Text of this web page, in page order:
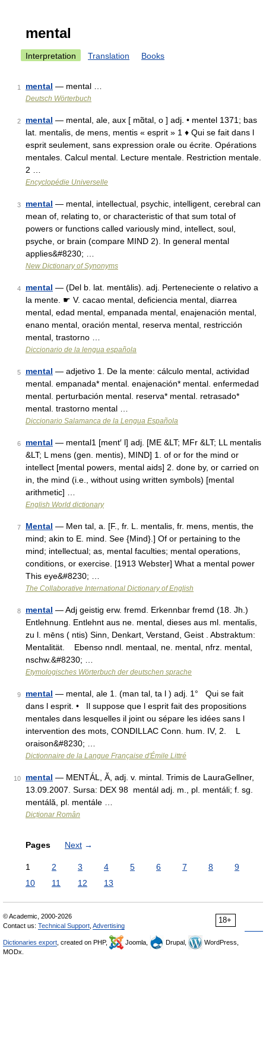
mental
Interpretation Translation Books
1 mental — mental …
Deutsch Wörterbuch
2 mental — mental, ale, aux [ mɑ̃tal, o ] adj. • mentel 1371; bas
lat. mentalis, de mens, mentis « esprit » 1 ♦ Qui se fait dans l
esprit seulement, sans expression orale ou écrite. Opérations
mentales. Calcul mental. Lecture mentale. Restriction mentale.
2 …
Encyclopédie Universelle
3 mental — mental, intellectual, psychic, intelligent, cerebral can
mean of, relating to, or characteristic of that sum total of
powers or functions called variously mind, intellect, soul,
psyche, or brain (compare MIND 2). In general mental
applies&#8230; …
New Dictionary of Synonyms
4 mental — (Del b. lat. mentālis). adj. Perteneciente o relativo a
la mente. ☛ V. cacao mental, deficiencia mental, diarrea
mental, edad mental, empanada mental, enajenación mental,
enano mental, oración mental, reserva mental, restricción
mental, trastorno …
Diccionario de la lengua española
5 mental — adjetivo 1. De la mente: cálculo mental, actividad
mental. empanada* mental. enajenación* mental. enfermedad
mental. perturbación mental. reserva* mental. retrasado*
mental. trastorno mental …
Diccionario Salamanca de la Lengua Española
6 mental — mental1 [ment′ l] adj. [ME &LT; MFr &LT; LL mentalis
&LT; L mens (gen. mentis), MIND] 1. of or for the mind or
intellect [mental powers, mental aids] 2. done by, or carried on
in, the mind (i.e., without using written symbols) [mental
arithmetic] …
English World dictionary
7 Mental — Men tal, a. [F., fr. L. mentalis, fr. mens, mentis, the
mind; akin to E. mind. See {Mind}.] Of or pertaining to the
mind; intellectual; as, mental faculties; mental operations,
conditions, or exercise. [1913 Webster] What a mental power
This eye&#8230; …
The Collaborative International Dictionary of English
8 mental — Adj geistig erw. fremd. Erkennbar fremd (18. Jh.)
Entlehnung. Entlehnt aus ne. mental, dieses aus ml. mentalis,
zu l. mēns ( ntis) Sinn, Denkart, Verstand, Geist . Abstraktum:
Mentalität. Ebenso nndl. mentaal, ne. mental, nfrz. mental,
nschw.&#8230; …
Etymologisches Wörterbuch der deutschen sprache
9 mental — mental, ale 1. (man tal, ta l ) adj. 1° Qui se fait
dans l esprit. • Il suppose que l esprit fait des propositions
mentales dans lesquelles il joint ou sépare les idées sans l
intervention des mots, CONDILLAC Conn. hum. IV, 2. L
oraison&#8230; …
Dictionnaire de la Langue Française d'Émile Littré
10 mental — MENTÁL, Ă, adj. v. mintal. Trimis de LauraGellner,
13.09.2007. Sursa: DEX 98 mentál adj. m., pl. mentáli; f. sg.
mentálă, pl. mentále …
Dicționar Român
Pages Next →
1 2 3 4 5 6 7 8
9
10
11 12 13
18+
© Academic, 2000-2026
Contact us: Technical Support Advertising
Dictionaries export , created on PHP, Joomla, Drupal,
WordPress,
MODx.